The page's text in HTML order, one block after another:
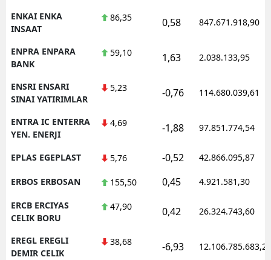
ENKAI ENKA
INSAAT
86,35 0,58 847.671.918,90
ENPRA ENPARA
BANK
59,10 1,63 2.038.133,95
ENSRI ENSARI
SINAI YATIRIMLAR
5,23 -0,76 114.680.039,61
ENTRA IC ENTERRA
YEN. ENERJI
4,69 -1,88 97.851.774,54
EPLAS EGEPLAST 5,76 -0,52 42.866.095,87
ERBOS ERBOSAN 155,50 0,45 4.921.581,30
ERCB ERCIYAS
CELIK BORU
47,90 0,42 26.324.743,60
EREGL EREGLI
DEMIR CELIK
38,68 -6,93 12.106.785.683,20